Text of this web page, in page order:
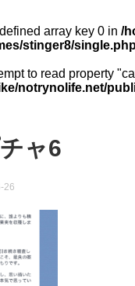
array key 0 in /
stinger8/
to read property
notrynolife.net/
ャ6
26